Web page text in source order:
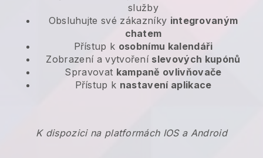
služby
Obsluhujte své zákazníky integrovaným
chatem
Přístup k osobnímu kalendáři
Zobrazení a vytvoření slevových kupónů
Spravovat kampaně ovlivňovače
Přístup k nastavení aplikace
K dispozici na platformách IOS a Android